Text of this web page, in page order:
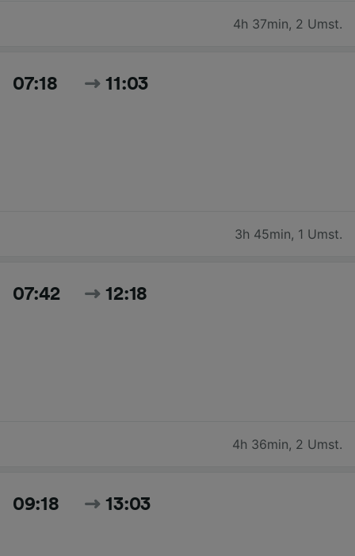
4h 37min, 2 Umst.
07:18 11:03
3h 45min, 1 Umst.
07:42 12:18
4h 36min, 2 Umst.
09:18 13:03